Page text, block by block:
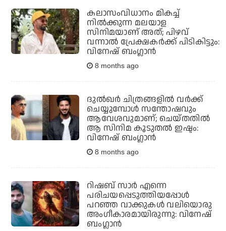
കലാസംവിധാനം മികച്ച്
നില്‍ക്കുന്ന മലയാള
സിനിമയാണ് അത്; പിഴവ്
വന്നാല്‍ പ്രേക്ഷകര്‍ക്ക് പിടികിട്ടും:
വിനേഷ് ബംഗ്ലാന്‍
8 months ago
ദുല്‍ഖര്‍ ചിത്രങ്ങളില്‍ വര്‍ക്ക്
ചെയ്യുമ്പോള്‍ സന്തോഷവും
ആവേശവുമാണ്; ചെയ്തതില്‍
ആ സിനിമ കൂടുതല്‍ ഇഷ്ടം:
വിനേഷ് ബംഗ്ലാന്‍
8 months ago
റിഷബ് സാര്‍ എന്നെ
പരിചയപ്പെടുത്തിയപ്പോള്‍
പറഞ്ഞ വാക്കുകള്‍ വലിയൊരു
അംഗീകാരമായിരുന്നു: വിനേഷ്
ബംഗ്ലാന്‍